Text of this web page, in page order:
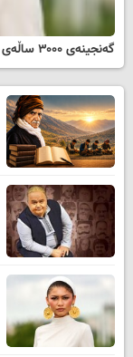
گەنجینەی ۳۰۰۰ ساڵەی زیویە؛ هەرانانەوەی زێندایا و کەلەپووری…